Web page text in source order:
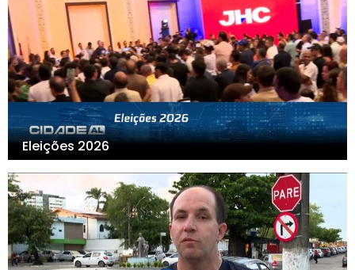
Eleições 2026